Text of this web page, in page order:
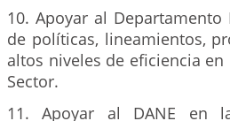
10. Apoyar al
de políticas, lineamientos,
altos niveles de eficiencia
Sector.
11. Apoyar al DANE en